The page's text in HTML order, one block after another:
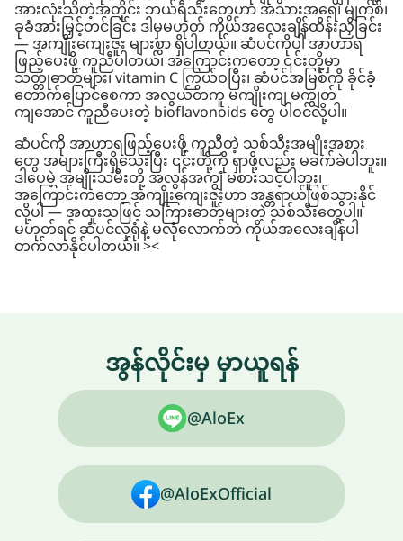
အားလုံးသိတဲ့အတိုင်း ဘယ်ရီသီးတွေဟာ အသားအရေ၊ မျက်စိ၊
ခုခံအားမြှင့်တင်ခြင်း ဒါမှမဟုတ် ကိုယ်အလေးချိန်ထိန်းညှိခြင်း
— အကျိုးကျေးဇူး များစွာ ရှိပါတယ်။ ဆံပင်ကိုပါ အာဟာရ
ဖြည့်ပေးဖို့ ကူညီပါတယ်၊ အကြောင်းကတော့ ၎င်းတို့မှာ
သတ္တုဓာတ်များ၊ vitamin C ကြွယ်ဝပြီး၊ ဆံပင်အမြစ်ကို ခိုင်ခံ့
တောက်ပြောင်စေကာ အလွယ်တကူ မကျိုးကျ မကျွတ်
ကျအောင် ကူညီပေးတဲ့ bioflavonoids တွေ ပါဝင်လို့ပါ။
ဆံပင်ကို အာဟာရဖြည့်ပေးဖို့ ကူညီတဲ့ သစ်သီးအမျိုးအစား
တွေ အများကြီးရှိသေးပြီး ၎င်းတို့ကို ရှာဖို့လည်း မခက်ခဲပါဘူး။
ဒါပေမဲ့ အမျိုးသမီးတို့ အလွန်အကျွံ မစားသင့်ပါဘူး၊
အကြောင်းကတော့ အကျိုးကျေးဇူးဟာ အန္တရာယ်ဖြစ်သွားနိုင်
လို့ပါ — အထူးသဖြင့် သကြားဓာတ်များတဲ့ သစ်သီးတွေပါ။
မဟုတ်ရင် ဆံပင်လှရုံနဲ့ မလုံလောက်ဘဲ ကိုယ်အလေးချိန်ပါ
တက်လာနိုင်ပါတယ်။ ><
အွန်လိုင်းမှ မှာယူရန်
@AloEx
@AloExOfficial